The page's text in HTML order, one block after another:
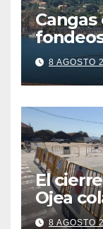
últimos
8 AGOSTO
El
Ojea
Cangas
8 AGOSTO